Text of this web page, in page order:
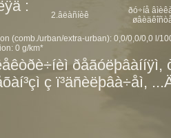
:
2.âëàñíèê
ðó÷íå
(comb./urban/extra-urban): 0,0/0,0/0,0 l/
0 g/km*
ðåãóëþâàííÿì,
ç ï³äñèëþâà÷åì,